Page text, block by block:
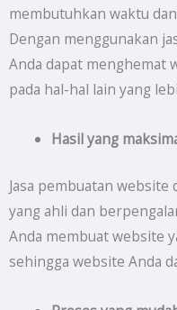
membutuhkan waktu
Dengan menggunakan
Anda dapat menghemat
pada hal-hal lain yang
Hasil yang
Jasa pembuatan
yang ahli dan
Anda membuat website
sehingga website Anda